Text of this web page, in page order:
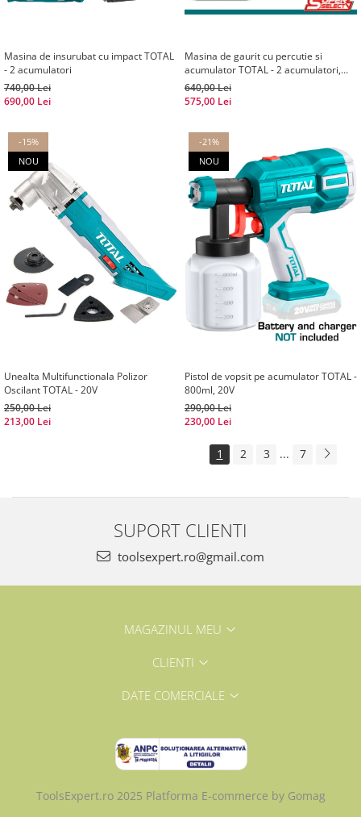
Masina de insurubat cu impact TOTAL
- 2 acumulatori
740,00 Lei
690,00 Lei
Masina de gaurit cu percutie si
acumulator TOTAL - 2 acumulatori,
2Ah
640,00 Lei
575,00 Lei
-15%
NOU
Unealta Multifunctionala Polizor
Oscilant TOTAL - 20V
250,00 Lei
213,00 Lei
-21%
NOU
Pistol de vopsit pe acumulator TOTAL -
800ml, 20V
290,00 Lei
230,00 Lei
1 2 3 ... 7
SUPORT CLIENTI
toolsexpert.ro@gmail.com
MAGAZINUL MEU
CLIENTI
DATE COMERCIALE
ToolsExpert.ro 2025 Platforma E-commerce by Gomag